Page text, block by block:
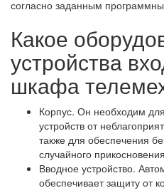
согласно заданным
Какое
устройства
шкафа
Корпус. Он необходим
устройств от
также для обеспечения
случайного
Вводное устройство.
обеспечивает защиту от